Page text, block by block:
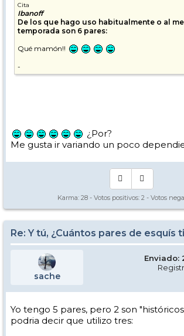
Cita
Ibanoff
De los que hago uso habitualmente o al
temporada son 6 pares:
Qué mamón!!
-
¿Por?
Me gusta ir variando un poco
Karma: 28 - Votos positivos: 2 - Votos
Re: Y tú, ¿Cuántos pares de esquís
sache
Enviado:
Yo tengo 5 pares, pero 2 son
podria decir que utilizo tres: